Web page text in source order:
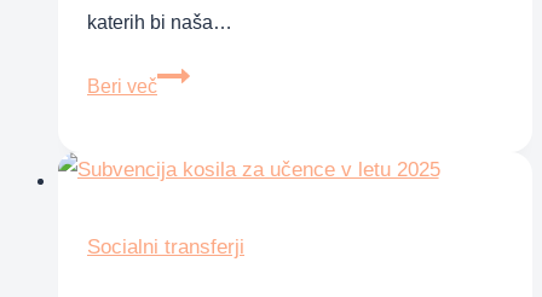
katerih bi naša…
Beri več
Avgust
vloga
subvencijo
Socialni transferji